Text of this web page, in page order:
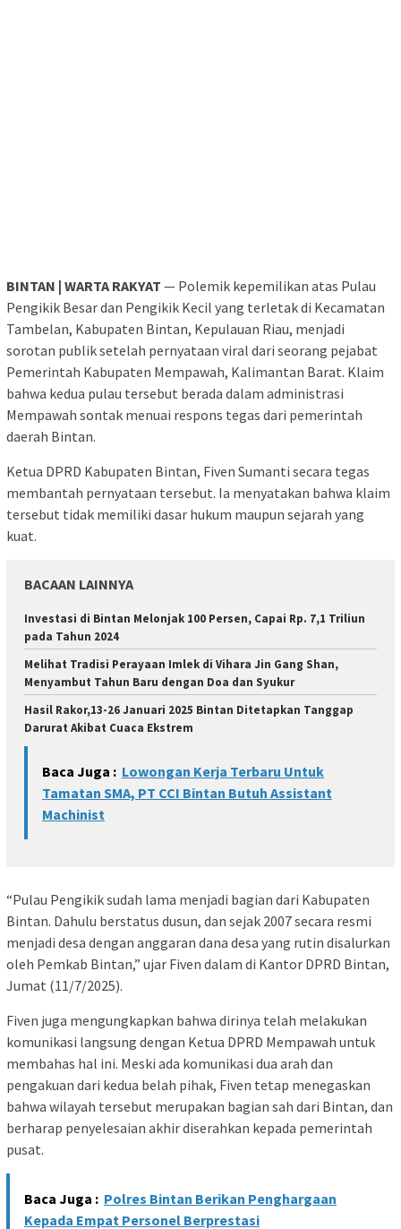
BINTAN | WARTA RAKYAT — Polemik kepemilikan atas Pulau
Pengikik Besar dan Pengikik Kecil yang terletak di Kecamatan
Tambelan, Kabupaten Bintan, Kepulauan Riau, menjadi
sorotan publik setelah pernyataan viral dari seorang pejabat
Pemerintah Kabupaten Mempawah, Kalimantan Barat. Klaim
bahwa kedua pulau tersebut berada dalam administrasi
Mempawah sontak menuai respons tegas dari pemerintah
daerah Bintan.
Ketua DPRD Kabupaten Bintan, Fiven Sumanti secara tegas
membantah pernyataan tersebut. Ia menyatakan bahwa klaim
tersebut tidak memiliki dasar hukum maupun sejarah yang
kuat.
BACAAN LAINNYA
Investasi di Bintan Melonjak 100 Persen, Capai Rp. 7,1 Triliun
pada Tahun 2024
Melihat Tradisi Perayaan Imlek di Vihara Jin Gang Shan,
Menyambut Tahun Baru dengan Doa dan Syukur
Hasil Rakor,13-26 Januari 2025 Bintan Ditetapkan Tanggap
Darurat Akibat Cuaca Ekstrem
Baca Juga : Lowongan Kerja Terbaru Untuk
Tamatan SMA, PT CCI Bintan Butuh Assistant
Machinist
“Pulau Pengikik sudah lama menjadi bagian dari Kabupaten
Bintan. Dahulu berstatus dusun, dan sejak 2007 secara resmi
menjadi desa dengan anggaran dana desa yang rutin disalurkan
oleh Pemkab Bintan,” ujar Fiven dalam di Kantor DPRD Bintan,
Jumat (11/7/2025).
Fiven juga mengungkapkan bahwa dirinya telah melakukan
komunikasi langsung dengan Ketua DPRD Mempawah untuk
membahas hal ini. Meski ada komunikasi dua arah dan
pengakuan dari kedua belah pihak, Fiven tetap menegaskan
bahwa wilayah tersebut merupakan bagian sah dari Bintan, dan
berharap penyelesaian akhir diserahkan kepada pemerintah
pusat.
Baca Juga : Polres Bintan Berikan Penghargaan
Kepada Empat Personel Berprestasi